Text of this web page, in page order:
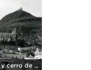
San Francisco y cerro de San Miguel.